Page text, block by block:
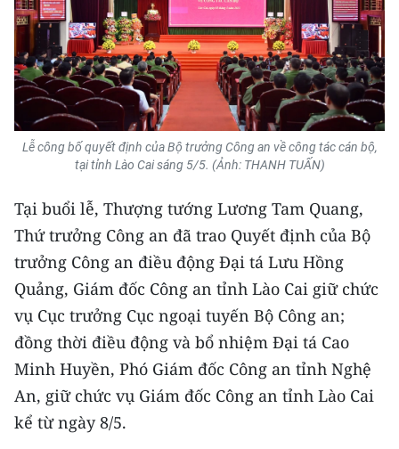
Media Chính trị
Media Kinh tế
Media Văn hóa
Media Xã hội
Media Du lịch
Media Thế giới
Media Thể thao
Media Giáo dục
Media Y tế
Media Khoa học - Công nghệ
Lễ công bố quyết định của Bộ trưởng Công an về công tác cán bộ,
tại tỉnh Lào Cai sáng 5/5. (Ảnh: THANH TUẤN)
Tại buổi lễ, Thượng tướng Lương Tam Quang,
Thứ trưởng Công an đã trao Quyết định của Bộ
trưởng Công an điều động Đại tá Lưu Hồng
Quảng, Giám đốc Công an tỉnh Lào Cai giữ chức
vụ Cục trưởng Cục ngoại tuyến Bộ Công an;
đồng thời điều động và bổ nhiệm Đại tá Cao
Minh Huyền, Phó Giám đốc Công an tỉnh Nghệ
An, giữ chức vụ Giám đốc Công an tỉnh Lào Cai
kể từ ngày 8/5.